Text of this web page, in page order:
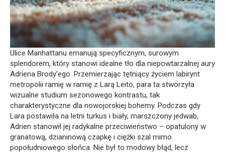
Ulice Manhattanu emanują specyficznym, surowym
splendorem, który stanowi idealne tło dla niepowtarzalnej aury
Adriena Brody’ego. Przemierzając tętniący życiem labirynt
metropolii ramię w ramię z Larą Leito, para ta stworzyła
wizualne studium sezonowego kontrastu, tak
charakterystyczne dla nowojorskiej bohemy. Podczas gdy
Lara postawiła na letni turkus i biały, marszczony jedwab,
Adrien stanowił jej radykalne przeciwieństwo – opatulony w
granatową, dzianinową czapkę i ciężki szal mimo
popołudniowego słońca. Nie był to modowy błąd, lecz